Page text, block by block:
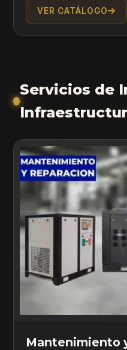
VER CATÁLOGO
Servicios de
Mantenimiento